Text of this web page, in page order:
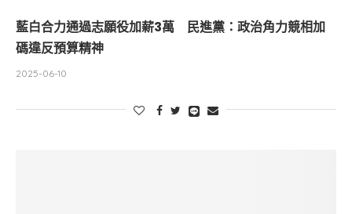
藍白合力通過志願役加薪3萬 民進黨：政治角力競相加
碼違反預算精神
2025-06-10